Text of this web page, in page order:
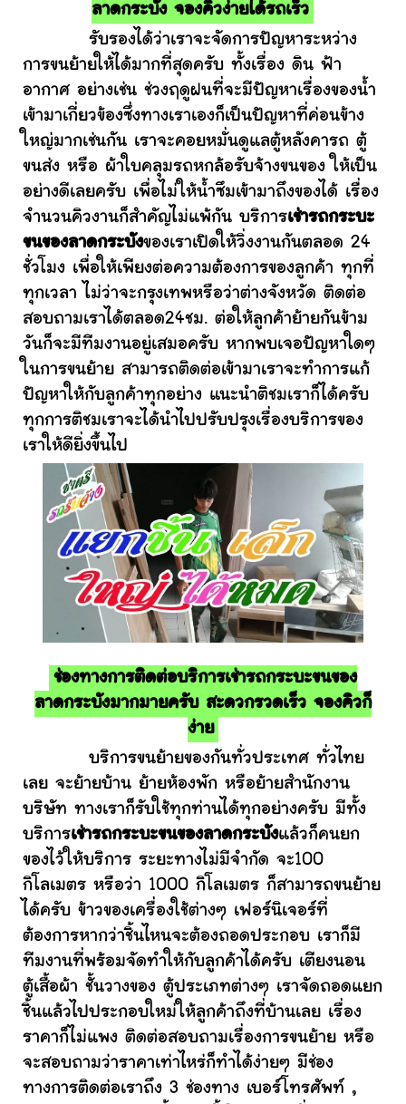
ลาดกระบัง จองคิวง่ายได้รถเร็ว
รับรองได้ว่าเราจะจัดการปัญหาระหว่าง
การขนย้ายให้ได้มากที่สุดครับ ทั้งเรื่อง ดิน ฟ้า
อากาศ อย่างเช่น ช่วงฤดูฝนที่จะมีปัญหาเรื่องของน้ำ
เข้ามาเกี่ยวข้องซึ่งทางเราเองก็เป็นปัญหาที่ค่อนข้าง
ใหญ่มากเช่นกัน เราจะคอยหมั่นดูแลตู้หลังคารถ ตู้
ขนส่ง หรือ ผ้าใบคลุมรถหกล้อรับจ้างขนของ ให้เป็น
อย่างดีเลยครับ เพื่อไม่ให้น้ำซึมเข้ามาถึงของได้ เรื่อง
จำนวนคิวงานก็สำคัญไม่แพ้กัน บริการเช่ารถกระบะ
ขนของลาดกระบังของเราเปิดให้วิ่งงานกันตลอด 24
ชั่วโมง เพื่อให้เพียงต่อความต้องการของลูกค้า ทุกที่
ทุกเวลา ไม่ว่าจะกรุงเทพหรือว่าต่างจังหวัด ติดต่อ
สอบถามเราได้ตลอด24ชม. ต่อให้ลูกค้าย้ายกันข้าม
วันก็จะมีทีมงานอยู่เสมอครับ หากพบเจอปัญหาใดๆ
ในการขนย้าย สามารถติดต่อเข้ามาเราจะทำการแก้
ปัญหาให้กับลูกค้าทุกอย่าง แนะนำติชมเราก็ได้ครับ
ทุกการติชมเราจะได้นำไปปรับปรุงเรื่องบริการของ
เราให้ดียิ่งขึ้นไป
ช่องทางการติดต่อบริการเช่ารถกระบะขนของ
ลาดกระบังมากมายครับ สะดวกรวดเร็ว จองคิวก็
ง่าย
บริการขนย้ายของกันทั่วประเทศ ทั่วไทย
เลย จะย้ายบ้าน ย้ายห้องพัก หรือย้ายสำนักงาน
บริษัท ทางเราก็รับใช้ทุกท่านได้ทุกอย่างครับ มีทั้ง
บริการเช่ารถกระบะขนของลาดกระบังแล้วก็คนยก
ของไว้ให้บริการ ระยะทางไม่มีจำกัด จะ100
กิโลเมตร หรือว่า 1000 กิโลเมตร ก็สามารถขนย้าย
ได้ครับ ข้าวของเครื่องใช้ต่างๆ เฟอร์นิเจอร์ที่
ต้องการหากว่าชิ้นไหนจะต้องถอดประกอบ เราก็มี
ทีมงานที่พร้อมจัดทำให้กับลูกค้าได้ครับ เตียงนอน
ตู้เสื้อผ้า ชั้นวางของ ตู้ประเภทต่างๆ เราจัดถอดแยก
ชิ้นแล้วไปประกอบใหม่ให้ลูกค้าถึงที่บ้านเลย เรื่อง
ราคาก็ไม่แพง ติดต่อสอบถามเรื่องการขนย้าย หรือ
จะสอบถามว่าราคาเท่าไหร่ก็ทำได้ง่ายๆ มีช่อง
ทางการติดต่อเราถึง 3 ช่องทาง เบอร์โทรศัพท์ ,